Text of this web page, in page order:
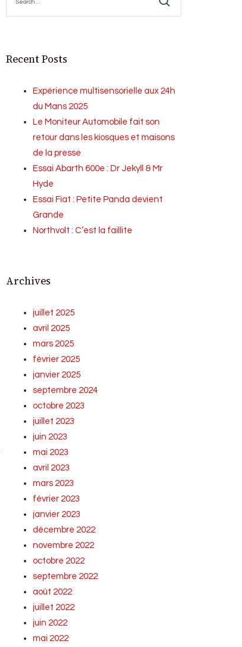
Recent Posts
Expérience multisensorielle aux 24h
du Mans 2025
Le Moniteur Automobile fait son
retour dans les kiosques et maisons
de la presse
Essai Abarth 600e : Dr Jekyll & Mr
Hyde
Essai Fiat : Petite Panda devient
Grande
Northvolt : C’est la faillite
Archives
juillet 2025
avril 2025
mars 2025
février 2025
janvier 2025
septembre 2024
octobre 2023
juillet 2023
juin 2023
mai 2023
avril 2023
mars 2023
février 2023
janvier 2023
décembre 2022
novembre 2022
octobre 2022
septembre 2022
août 2022
juillet 2022
juin 2022
mai 2022